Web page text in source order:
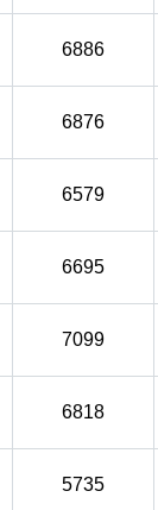
6886
6876
6579
6695
7099
6818
5735